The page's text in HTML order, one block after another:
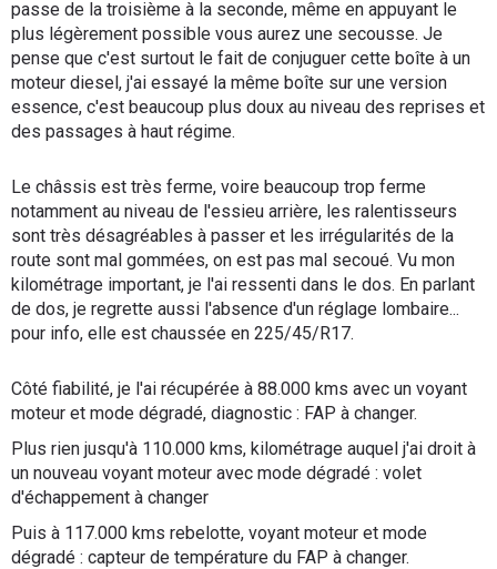
passe de la troisième à la seconde, même en appuyant le
plus légèrement possible vous aurez une secousse. Je
pense que c'est surtout le fait de conjuguer cette boîte à un
moteur diesel, j'ai essayé la même boîte sur une version
essence, c'est beaucoup plus doux au niveau des reprises et
des passages à haut régime.
Le châssis est très ferme, voire beaucoup trop ferme
notamment au niveau de l'essieu arrière, les ralentisseurs
sont très désagréables à passer et les irrégularités de la
route sont mal gommées, on est pas mal secoué. Vu mon
kilométrage important, je l'ai ressenti dans le dos. En parlant
de dos, je regrette aussi l'absence d'un réglage lombaire...
pour info, elle est chaussée en 225/45/R17.
Côté fiabilité, je l'ai récupérée à 88.000 kms avec un voyant
moteur et mode dégradé, diagnostic : FAP à changer.
Plus rien jusqu'à 110.000 kms, kilométrage auquel j'ai droit à
un nouveau voyant moteur avec mode dégradé : volet
d'échappement à changer
Puis à 117.000 kms rebelotte, voyant moteur et mode
dégradé : capteur de température du FAP à changer.